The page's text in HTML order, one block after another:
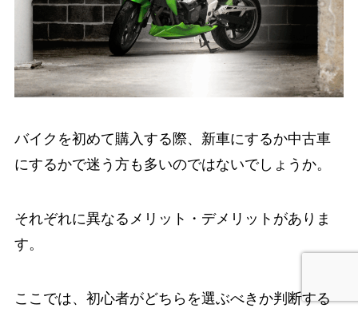
バイクを初めて購入する際、新車にするか中古車
にするかで迷う方も多いのではないでしょうか。
それぞれに異なるメリット・デメリットがありま
す。
ここでは、初心者がどちらを選ぶべきか判断する